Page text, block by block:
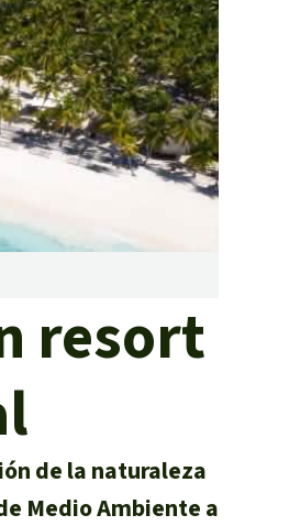
forestales
Donación
resort
de la naturaleza
Medio Ambiente a